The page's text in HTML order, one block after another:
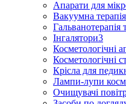
Апарати для
Вакуумна терапія
Гальванотерапія
Інгалятори3
Косметологічні
Косметологічні
Крісла для
Лампи-лупи
Очищувачі